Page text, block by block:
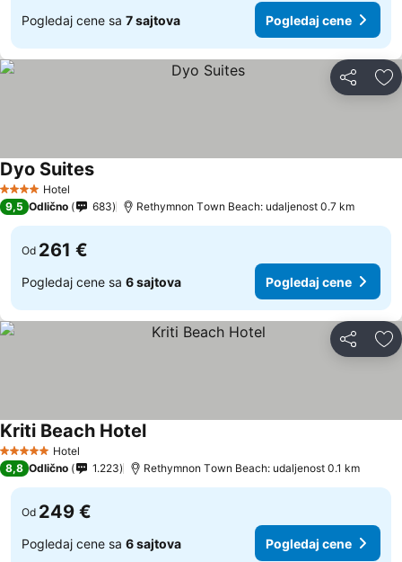
Pogledaj cene sa 7 sajtova Pogledaj cene
Deli
4 ZvezdiceHotel
Dyo Suites
9,5 Odlično 683 Rethymnon Τown Beach: udaljenost 0.7 km
Od 261 €
Pogledaj cene sa 6 sajtova Pogledaj cene
Deli
5 ZvezdiceHotel
Kriti Beach Hotel
8,8 Odlično 1.223 Rethymnon Τown Beach: udaljenost 0.1 km
Od 249 €
Pogledaj cene sa 6 sajtova Pogledaj cene